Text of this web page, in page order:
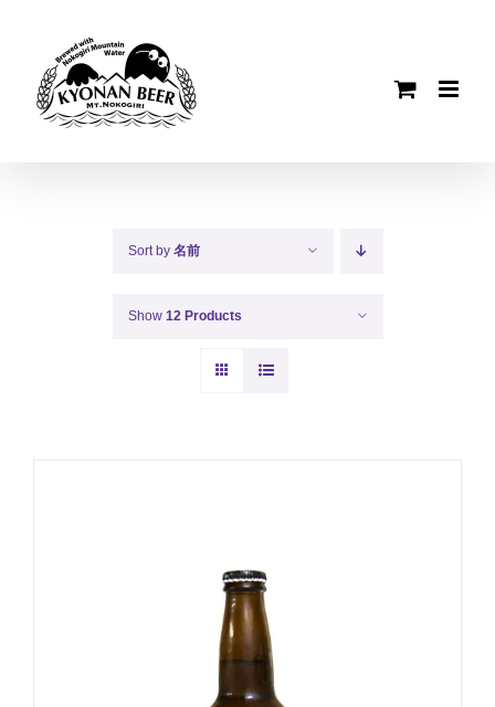
content
Sort by 名前
Show 12 Products